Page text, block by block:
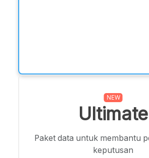
NEW
Ultimate
Paket data untuk membantu
keputusan